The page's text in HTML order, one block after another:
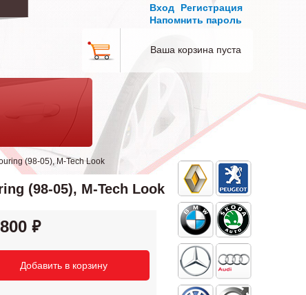
Вход
Регистрация
Напомнить пароль
Ваша корзина пуста
(98-05), M-Tech Look
(98-05), M-Tech Look